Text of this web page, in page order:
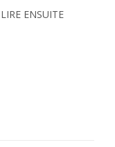
ENSUITE